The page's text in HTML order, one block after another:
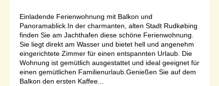
Einladende Ferienwohnung mit Balkon und
Panoramablick.In der charmanten, alten Stadt Rudkøbing
finden Sie am Jachthafen diese schöne Ferienwohnung.
Sie liegt direkt am Wasser und bietet hell und angenehm
eingerichtete Zimmer für einen entspannten Urlaub. Die
Wohnung ist gemütlich ausgestattet und ideal geeignet für
einen gemütlichen Familienurlaub.Genießen Sie auf dem
Balkon den ersten Kaffee...